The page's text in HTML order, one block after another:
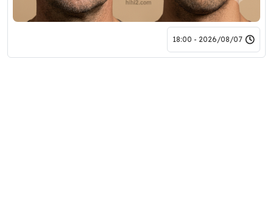
2026/08/07 - 18:00